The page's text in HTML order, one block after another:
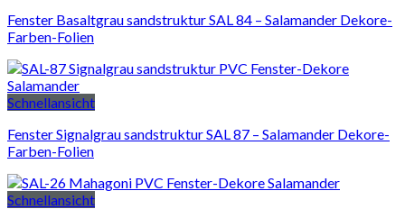
Fenster Basaltgrau sandstruktur SAL 84 – Salamander Dekore-
Farben-Folien
Schnellansicht
Fenster Signalgrau sandstruktur SAL 87 – Salamander Dekore-
Farben-Folien
Schnellansicht